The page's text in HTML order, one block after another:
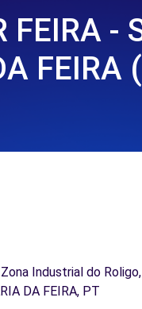
FEIRA -
FEIRA
Industrial do Roligo,
DA FEIRA, PT